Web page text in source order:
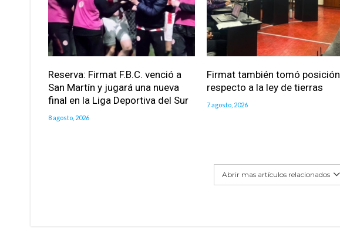
Reserva: Firmat F.B.C. venció a
San Martín y jugará una nueva
final en la Liga Deportiva del Sur
8 agosto, 2026
Firmat también tomó posición
respecto a la ley de tierras
7 agosto, 2026
Abrir mas artículos relacionados